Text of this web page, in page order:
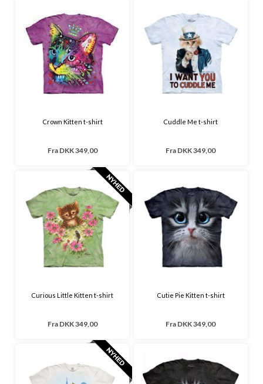
Crown Kitten t-shirt
Fra DKK 349,00
Cuddle Me t-shirt
Fra DKK 349,00
Curious Little Kitten t-shirt
Fra DKK 349,00
Cutie Pie Kitten t-shirt
Fra DKK 349,00